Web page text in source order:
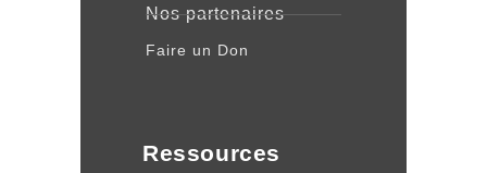
Nos partenaires
Faire un Don
Ressources